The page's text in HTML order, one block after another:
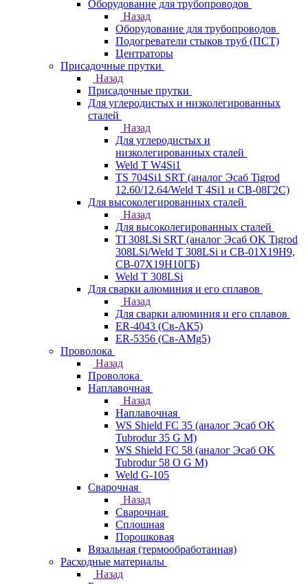
Оборудование для трубопроводов
Назад
Оборудование для трубопроводов
Подогреватели стыков труб (ПСТ)
Центраторы
Присадочные прутки
Назад
Присадочные прутки
Для углеродистых и низколегированных
сталей
Назад
Для углеродистых и
низколегированных сталей
Weld T W4Si1
TS 704Si1 SRT (аналог Эсаб Tigrod
12.60/12.64/Weld T 4Si1 и СВ-08Г2С)
Для высоколегированных сталей
Назад
Для высоколегированных сталей
TI 308LSi SRT (аналог Эсаб OK Tigrod
308LSi/Weld T 308LSi и СВ-01Х19Н9,
СВ-07Х19Н10ГБ)
Weld T 308LSi
Для сварки алюминия и его сплавов
Назад
Для сварки алюминия и его сплавов
ER-4043 (Св-АК5)
ER-5356 (Св-АМg5)
Проволока
Назад
Проволока
Наплавочная
Назад
Наплавочная
WS Shield FC 35 (аналог Эсаб OK
Tubrodur 35 G M)
WS Shield FC 58 (аналог Эсаб OK
Tubrodur 58 O G M)
Weld G-105
Сварочная
Назад
Сварочная
Сплошная
Порошковая
Вязальная (термообработанная)
Расходные материалы
Назад